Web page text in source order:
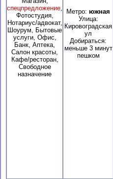
спецпредложение,
Фотостудия,
Нотариус/адвокат,
Шоурум, Бытовые
услуги, Офис,
Банк, Аптека,
Салон красоты,
Кафе/ресторан,
Свободное
назначение
Метро: южная
Улица:
Кировоградская
ул
Добираться:
меньше 3 минут
пешком